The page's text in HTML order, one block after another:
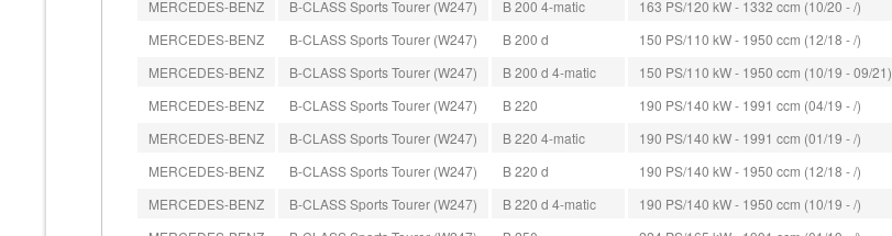
MERCEDES-BENZ
B-CLASS Sports Tourer (W247) B 200 4-matic
163 PS/120 kW - 1332 ccm (10/20 - /)
MERCEDES-BENZ
B-CLASS Sports Tourer (W247) B 200 d
150 PS/110 kW - 1950 ccm (12/18 - /)
MERCEDES-BENZ
B-CLASS Sports Tourer (W247) B 200 d 4-matic
150 PS/110 kW - 1950 ccm (10/19 - 09/21)
MERCEDES-BENZ
B-CLASS Sports Tourer (W247) B 220
190 PS/140 kW - 1991 ccm (04/19 - /)
MERCEDES-BENZ
B-CLASS Sports Tourer (W247) B 220 4-matic
190 PS/140 kW - 1991 ccm (01/19 - /)
MERCEDES-BENZ
B-CLASS Sports Tourer (W247) B 220 d
190 PS/140 kW - 1950 ccm (12/18 - /)
MERCEDES-BENZ
B-CLASS Sports Tourer (W247) B 220 d 4-matic
190 PS/140 kW - 1950 ccm (10/19 - /)